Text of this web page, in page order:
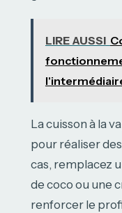
LIRE AUSSI
La cuisson à la
pour réaliser
cas, remplacez
de coco ou une
renforcer le